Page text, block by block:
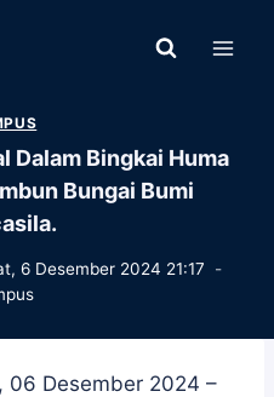
Dalam Bingkai Huma
Bungai Bumi
6 Desember 2024 21:17
06 Desember 2024 –